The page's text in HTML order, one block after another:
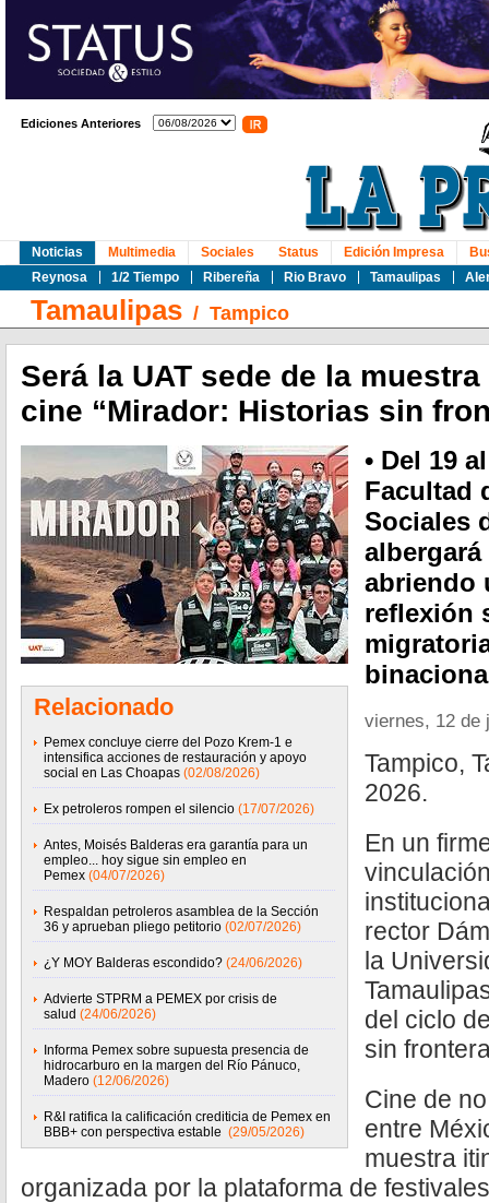
Ediciones Anteriores
Noticias
Reynosa
1/2 Tiempo Ribereña Rio Bravo Tamaulipas
Multimedia Sociales Status Edición Impresa
Tamaulipas / Tampico
Será la UAT sede de la
cine “Mirador: Historias sin
Relacionado
Pemex concluye cierre del Pozo Krem-1 e
intensifica acciones de restauración y apoyo
social en Las Choapas (02/08/2026)
Ex petroleros rompen el silencio (17/07/2026)
Antes, Moisés Balderas era garantía para un
empleo... hoy sigue sin empleo en
Pemex (04/07/2026)
Respaldan petroleros asamblea de la Sección
36 y aprueban pliego petitorio (02/07/2026)
¿Y MOY Balderas escondido? (24/06/2026)
Advierte STPRM a PEMEX por crisis de
salud (24/06/2026)
Informa Pemex sobre supuesta presencia de
hidrocarburo en la margen del Río Pánuco,
Madero (12/06/2026)
R&I ratifica la calificación crediticia de Pemex en
BBB+ con perspectiva estable (29/05/2026)
• Del 19
Facultad
Sociales
abriendo
reflexión
viernes, 12 de
Tampico,
2026.
En un
rector
la
del ciclo
sin
Cine de
entre
muestra
organizada por la plataforma de